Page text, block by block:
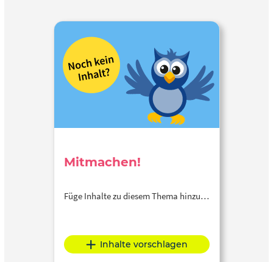
Mitmachen!
Füge Inhalte zu diesem Thema hinzu…
Inhalte vorschlagen